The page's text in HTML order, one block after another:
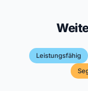
Leistungsfähig